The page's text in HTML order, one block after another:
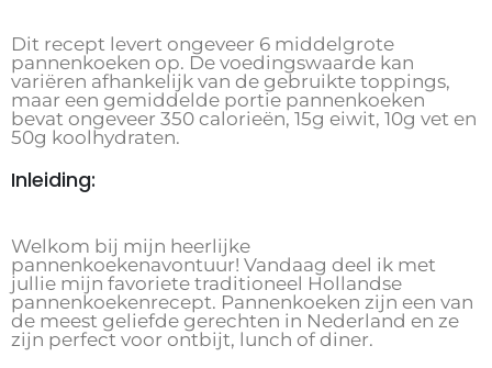
Dit recept levert ongeveer 6 middelgrote
pannenkoeken op. De voedingswaarde kan
variëren afhankelijk van de gebruikte toppings,
maar een gemiddelde portie pannenkoeken
bevat ongeveer 350 calorieën, 15g eiwit, 10g vet en
50g koolhydraten.
Inleiding:
Welkom bij mijn heerlijke
pannenkoekenavontuur! Vandaag deel ik met
jullie mijn favoriete traditioneel Hollandse
pannenkoekenrecept. Pannenkoeken zijn een van
de meest geliefde gerechten in Nederland en ze
zijn perfect voor ontbijt, lunch of diner.